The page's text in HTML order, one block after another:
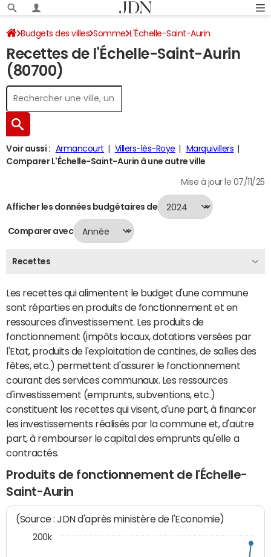
Budgets des villes Somme L'Échelle-Saint-Aurin
Recettes 2024
Recettes de l'Échelle-Saint-Aurin
(80700)
Voir aussi : Armancourt Villers-lès-Roye
Marquivillers
Comparer L'Échelle-Saint-Aurin à une autre ville
Mise à jour le 07/11/25
Afficher les données budgétaires de
Comparer avec
Recettes
Les recettes qui alimentent le budget d'une commune
sont réparties en produits de fonctionnement et en
ressources d'investissement. Les produits de
fonctionnement (impôts locaux, dotations versées par
l'Etat, produits de l'exploitation de cantines, de salles des
fêtes, etc.) permettent d'assurer le fonctionnement
courant des services communaux. Les ressources
d'investissement (emprunts, subventions, etc.)
constituent les recettes qui visent, d'une part, à financer
les investissements réalisés par la commune et, d'autre
part, à rembourser le capital des emprunts qu'elle a
contractés.
Produits de fonctionnement de l'Échelle-
Saint-Aurin
(Source : JDN d'après ministère de l'Economie)
200k